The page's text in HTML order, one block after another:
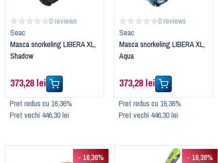
0 reviews
Seac
Masca snorkeling LIBERA XL,
Shadow
373,28 lei
Pret redus cu 16,36%
Pret vechi 446,30 lei
0 reviews
Seac
Masca snorkeling LIBERA XL,
Aqua
373,28 lei
Pret redus cu 16,36%
Pret vechi 446,30 lei
- 16,36% - 16,36%